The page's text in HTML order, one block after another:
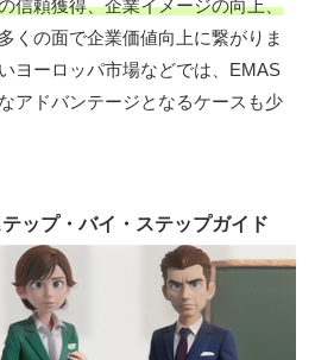
信頼獲得、企業イメージの向上、
くの面で企業価値向上に繋がりま
ヨーロッパ市場などでは、EMAS
アドバンテージとなるケースも少
ップ・バイ・ステップガイド